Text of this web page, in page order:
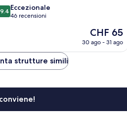
9.4 Eccezionale
46 recensioni
Il
prezzo
attuale
CHF 65
30 ago - 31 ago
strutture simili